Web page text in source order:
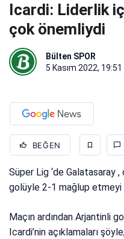
Icardi: Liderlik
çok önemliydi
Bülten SPOR
5 Kasım 2022, 19:51
BEĞEN
Süper Lig ‘de Galatasaray ,
golüyle 2-1 mağlup etmeyi
Maçın ardından Arjantinli
Icardi’nin açıklamaları